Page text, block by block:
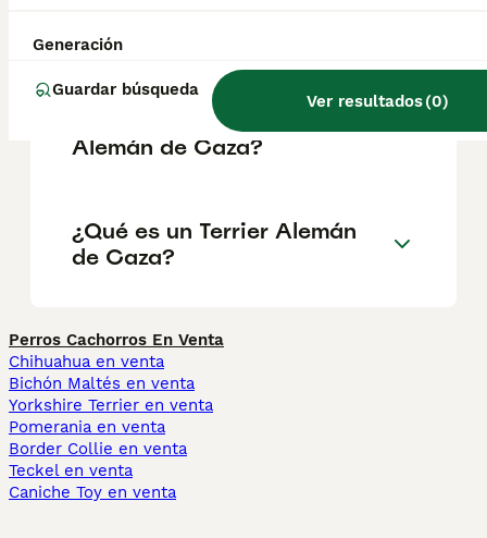
Generación
Guardar búsqueda
Ver resultados(0)
especiales para la caza?
¿Cuánto vale un Terrier
Alemán de Caza?
¿Qué es un Terrier Alemán
de Caza?
Perros Cachorros En Venta
Chihuahua en venta
Bichón Maltés en venta
Yorkshire Terrier en venta
Pomerania en venta
Border Collie en venta
Teckel en venta
Caniche Toy en venta